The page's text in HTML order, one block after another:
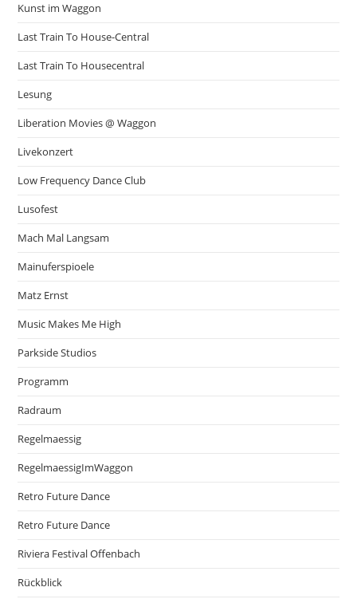
Kunst im Waggon
Last Train To House-Central
Last Train To Housecentral
Lesung
Liberation Movies @ Waggon
Livekonzert
Low Frequency Dance Club
Lusofest
Mach Mal Langsam
Mainuferspioele
Matz Ernst
Music Makes Me High
Parkside Studios
Programm
Radraum
Regelmaessig
RegelmaessigImWaggon
Retro Future Dance
Retro Future Dance
Riviera Festival Offenbach
Rückblick